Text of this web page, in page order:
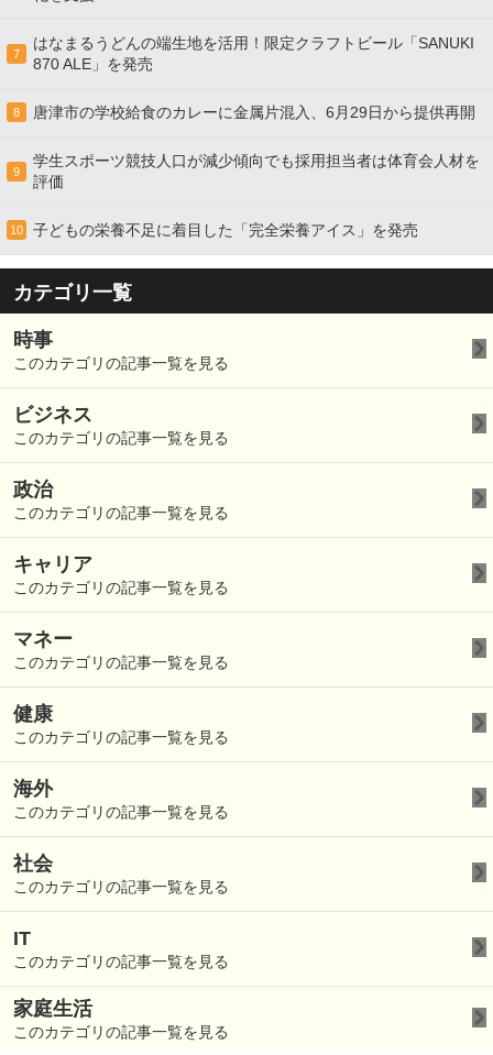
7
はなまるうどんの端生地を活用！限定クラフトビール「SANUKI
870 ALE」を発売
8 唐津市の学校給食のカレーに金属片混入、6月29日から提供再開
9
学生スポーツ競技人口が減少傾向でも採用担当者は体育会人材を
評価
10 子どもの栄養不足に着目した「完全栄養アイス」を発売
カテゴリ一覧
時事
このカテゴリの記事一覧を見る
ビジネス
このカテゴリの記事一覧を見る
政治
このカテゴリの記事一覧を見る
キャリア
このカテゴリの記事一覧を見る
マネー
このカテゴリの記事一覧を見る
健康
このカテゴリの記事一覧を見る
海外
このカテゴリの記事一覧を見る
社会
このカテゴリの記事一覧を見る
IT
このカテゴリの記事一覧を見る
家庭生活
このカテゴリの記事一覧を見る